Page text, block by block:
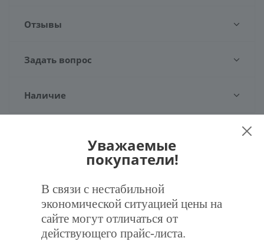
Отзывы
Задать вопрос
Наличие
Рекомендуем
ХИТ
Уважаемые
покупатели!
В связи с нестабильной
экономической ситуацией цены на
сайте могут отличаться от
действующего прайс-листа.